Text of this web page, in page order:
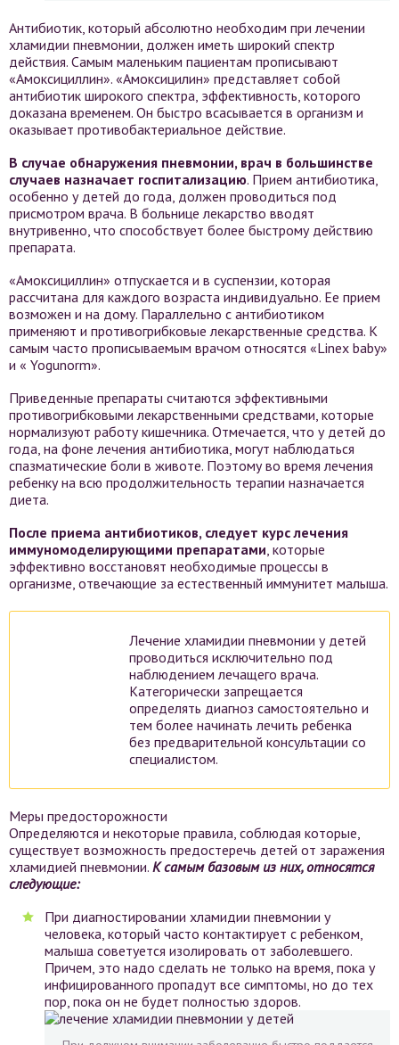
Антибиотик, который абсолютно необходим при лечении
хламидии пневмонии, должен иметь широкий спектр
действия. Самым маленьким пациентам прописывают
«Амоксициллин». «Амоксицилин» представляет собой
антибиотик широкого спектра, эффективность, которого
доказана временем. Он быстро всасывается в организм и
оказывает противобактериальное действие.
В случае обнаружения пневмонии, врач в большинстве
случаев назначает госпитализацию. Прием антибиотика,
особенно у детей до года, должен проводиться под
присмотром врача. В больнице лекарство вводят
внутривенно, что способствует более быстрому действию
препарата.
«Амоксициллин» отпускается и в суспензии, которая
рассчитана для каждого возраста индивидуально. Ее прием
возможен и на дому. Параллельно с антибиотиком
применяют и противогрибковые лекарственные средства. К
самым часто прописываемым врачом относятся «Linex baby»
и « Yogunorm».
Приведенные препараты считаются эффективными
противогрибковыми лекарственными средствами, которые
нормализуют работу кишечника. Отмечается, что у детей до
года, на фоне лечения антибиотика, могут наблюдаться
спазматические боли в животе. Поэтому во время лечения
ребенку на всю продолжительность терапии назначается
диета.
После приема антибиотиков, следует курс лечения
иммуномоделирующими препаратами , которые
эффективно восстановят необходимые процессы в
организме, отвечающие за естественный иммунитет малыша.
Лечение хламидии пневмонии у детей
проводиться исключительно под
наблюдением лечащего врача.
Категорически запрещается
определять диагноз самостоятельно и
тем более начинать лечить ребенка
без предварительной консультации со
специалистом.
Меры предосторожности
Определяются и некоторые правила, соблюдая которые,
существует возможность предостеречь детей от заражения
хламидией пневмонии. К самым базовым из них, относятся
следующие:
При диагностировании хламидии пневмонии у
человека, который часто контактирует с ребенком,
малыша советуется изолировать от заболевшего.
Причем, это надо сделать не только на время, пока у
инфицированного пропадут все симптомы, но до тех
пор, пока он не будет полностью здоров.